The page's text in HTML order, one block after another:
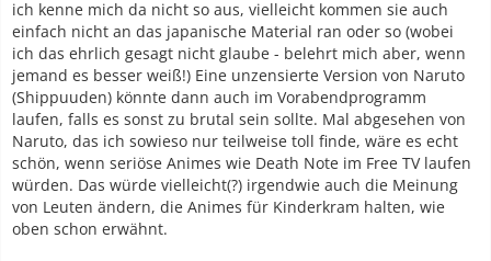
ich kenne mich da nicht so aus, vielleicht kommen sie auch
einfach nicht an das japanische Material ran oder so (wobei
ich das ehrlich gesagt nicht glaube - belehrt mich aber, wenn
jemand es besser weiß!) Eine unzensierte Version von Naruto
(Shippuuden) könnte dann auch im Vorabendprogramm
laufen, falls es sonst zu brutal sein sollte. Mal abgesehen von
Naruto, das ich sowieso nur teilweise toll finde, wäre es echt
schön, wenn seriöse Animes wie Death Note im Free TV laufen
würden. Das würde vielleicht(?) irgendwie auch die Meinung
von Leuten ändern, die Animes für Kinderkram halten, wie
oben schon erwähnt.